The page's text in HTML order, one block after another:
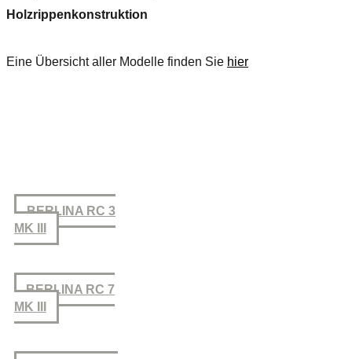
Holzrippenkonstruktion
Eine Übersicht aller Modelle finden Sie hier
BERLINA RC 3
MK III
BERLINA RC 7
MK III